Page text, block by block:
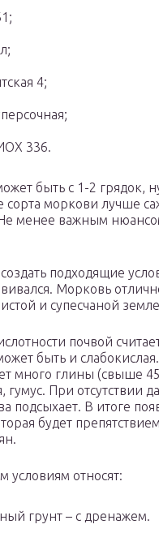
4;
336.
быть с 1-2 грядок,
сорта моркови лучше
менее важным
подходящие
Морковь
и супесчаной земле
почвой
быть и
много глины (свыше
При отсутствии
подсыхает. В итоге
будет
условиям относят:
грунт – с дренажем.